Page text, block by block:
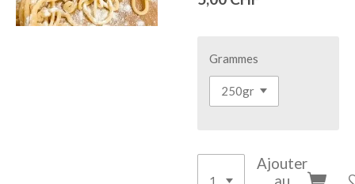
Grammes
Ajouter
au